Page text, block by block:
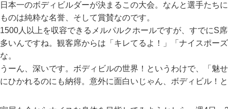
日本一のボディビルダーが決まるこの大会。なんと選手たち
ものは純粋な名誉、そして賞賛なのです。
1500人以上を収容できるメルパルクホールですが、すでにS
多いんですね。観客席からは「キレてるよ！」「ナイスポー
な。
うーん、深いです。ボディビルの世界！というわけで、「魅
にひかれるのにも納得。意外に面白いじゃん、ボディビル！